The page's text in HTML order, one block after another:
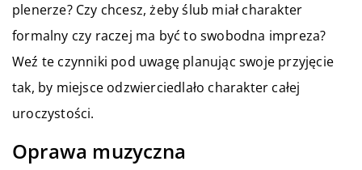
plenerze? Czy chcesz, żeby ślub miał charakter
formalny czy raczej ma być to swobodna impreza?
Weź te czynniki pod uwagę planując swoje przyjęcie
tak, by miejsce odzwierciedlało charakter całej
uroczystości.
Oprawa muzyczna